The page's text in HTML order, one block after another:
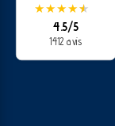
★★★★★
★
4.5/5
1412 avis